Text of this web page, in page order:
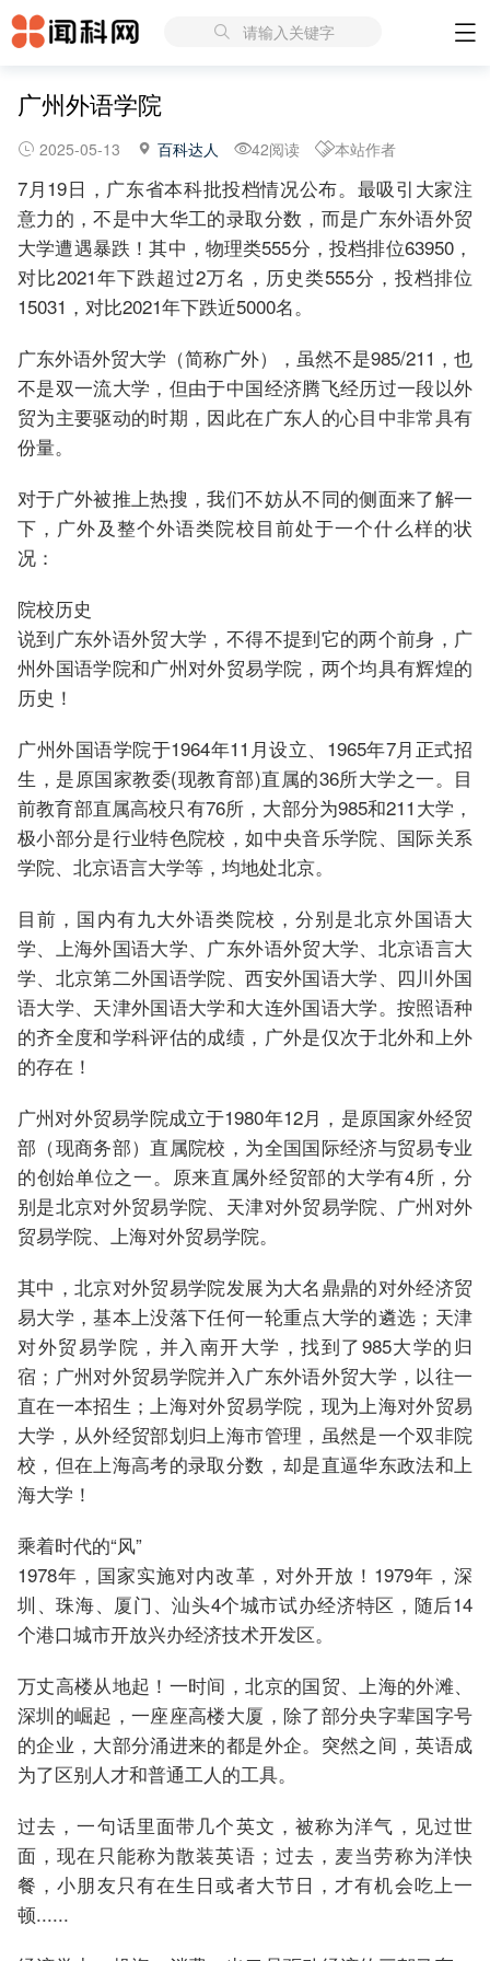
请输入关键字
广州外语学院
2025-05-13 百科达人 42阅读 本站作者
7月19日，广东省本科批投档情况公布。最吸引大家注
意力的，不是中大华工的录取分数，而是广东外语外贸
大学遭遇暴跌！其中，物理类555分，投档排位63950，
对比2021年下跌超过2万名，历史类555分，投档排位
15031，对比2021年下跌近5000名。
广东外语外贸大学（简称广外），虽然不是985/211，也
不是双一流大学，但由于中国经济腾飞经历过一段以外
贸为主要驱动的时期，因此在广东人的心目中非常具有
份量。
对于广外被推上热搜，我们不妨从不同的侧面来了解一
下，广外及整个外语类院校目前处于一个什么样的状
况：
院校历史
说到广东外语外贸大学，不得不提到它的两个前身，广
州外国语学院和广州对外贸易学院，两个均具有辉煌的
历史！
广州外国语学院于1964年11月设立、1965年7月正式招
生，是原国家教委(现教育部)直属的36所大学之一。目
前教育部直属高校只有76所，大部分为985和211大学，
极小部分是行业特色院校，如中央音乐学院、国际关系
学院、北京语言大学等，均地处北京。
目前，国内有九大外语类院校，分别是北京外国语大
学、上海外国语大学、广东外语外贸大学、北京语言大
学、北京第二外国语学院、西安外国语大学、四川外国
语大学、天津外国语大学和大连外国语大学。按照语种
的齐全度和学科评估的成绩，广外是仅次于北外和上外
的存在！
广州对外贸易学院成立于1980年12月，是原国家外经贸
部（现商务部）直属院校，为全国国际经济与贸易专业
的创始单位之一。原来直属外经贸部的大学有4所，分
别是北京对外贸易学院、天津对外贸易学院、广州对外
贸易学院、上海对外贸易学院。
其中，北京对外贸易学院发展为大名鼎鼎的对外经济贸
易大学，基本上没落下任何一轮重点大学的遴选；天津
对外贸易学院，并入南开大学，找到了985大学的归
宿；广州对外贸易学院并入广东外语外贸大学，以往一
直在一本招生；上海对外贸易学院，现为上海对外贸易
大学，从外经贸部划归上海市管理，虽然是一个双非院
校，但在上海高考的录取分数，却是直逼华东政法和上
海大学！
乘着时代的“风”
1978年，国家实施对内改革，对外开放！1979年，深
圳、珠海、厦门、汕头4个城市试办经济特区，随后14
个港口城市开放兴办经济技术开发区。
万丈高楼从地起！一时间，北京的国贸、上海的外滩、
深圳的崛起，一座座高楼大厦，除了部分央字辈国字号
的企业，大部分涌进来的都是外企。突然之间，英语成
为了区别人才和普通工人的工具。
过去，一句话里面带几个英文，被称为洋气，见过世
面，现在只能称为散装英语；过去，麦当劳称为洋快
餐，小朋友只有在生日或者大节日，才有机会吃上一
顿......